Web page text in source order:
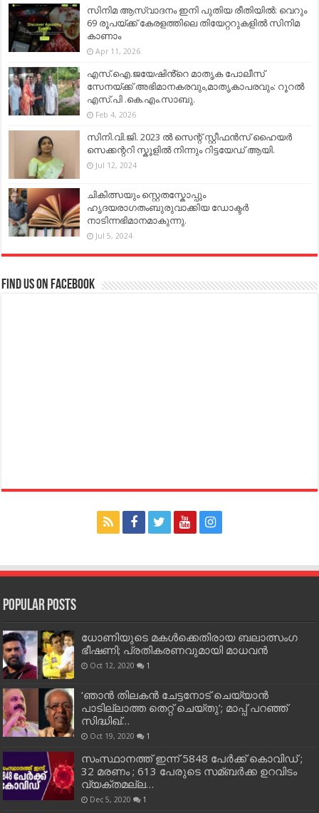
സിനിമ ആസ്വാദനം ഇനി പുതിയ രീതിയിൽ: വെറും
69 രൂപയ്ക്ക് കേരളത്തിലെ തിയേറ്ററുകളിൽ സിനിമ
കാണാം
Apr 11, 2026
എസ്.ഐ.ജയേഷിൻ്റെ മാതൃക പോലീസ്
സേനയ്ക്ക് അഭിമാനകരവും,മാതൃകാപരവും: റൂറൽ
എസ്.പി .കെ.എം.സാബു.
Feb 4, 2026
സിനി.വി.ജി. 2023 ൽ സെന്റ് സ്റ്റീഫൻസ് ഹൈയർ
സെക്കന്ററി സ്കൂളിൽ നിന്നും റിട്ടയേഡ് ആയി.
Jul 12, 2024
ചികിത്സയും സ്റ്റെതസ്കോപ്പും
ഹൃദയരാഗതംബുരുവാക്കിയ ഡോക്ടർ
നാടിന്നഭിമാനമാകുന്നു.
Jul 5, 2024
Find us on Facebook
Popular Posts
ധോണിയുടെ മകള്‍ക്കെതിരായ ബലാത്സംഗ
ഭീഷണി; പ്രതികരണവുമായി മാധവന്‍
Oct 12, 2020 1
‘ഞാന്‍ തിലകന്‍ ചേട്ടനോട് ചെയ്യാന്‍
പാടില്ലാത്ത തെറ്റ് ചെയ്തു’; മാപ്പ് പറഞ്ഞ്
സിദ്ധിഖ്…
Oct 19, 2020 1
സംസ്ഥാനത്ത് ഇന്ന് 5848 പേര്‍ക്ക് കൊവി‌ഡ് ;
32 മരണം ; 613 പേരുടെ സമ്ബര്‍ക്ക ഉറവിടം
വ്യക്തമല്ല…
Dec 5, 2020 1